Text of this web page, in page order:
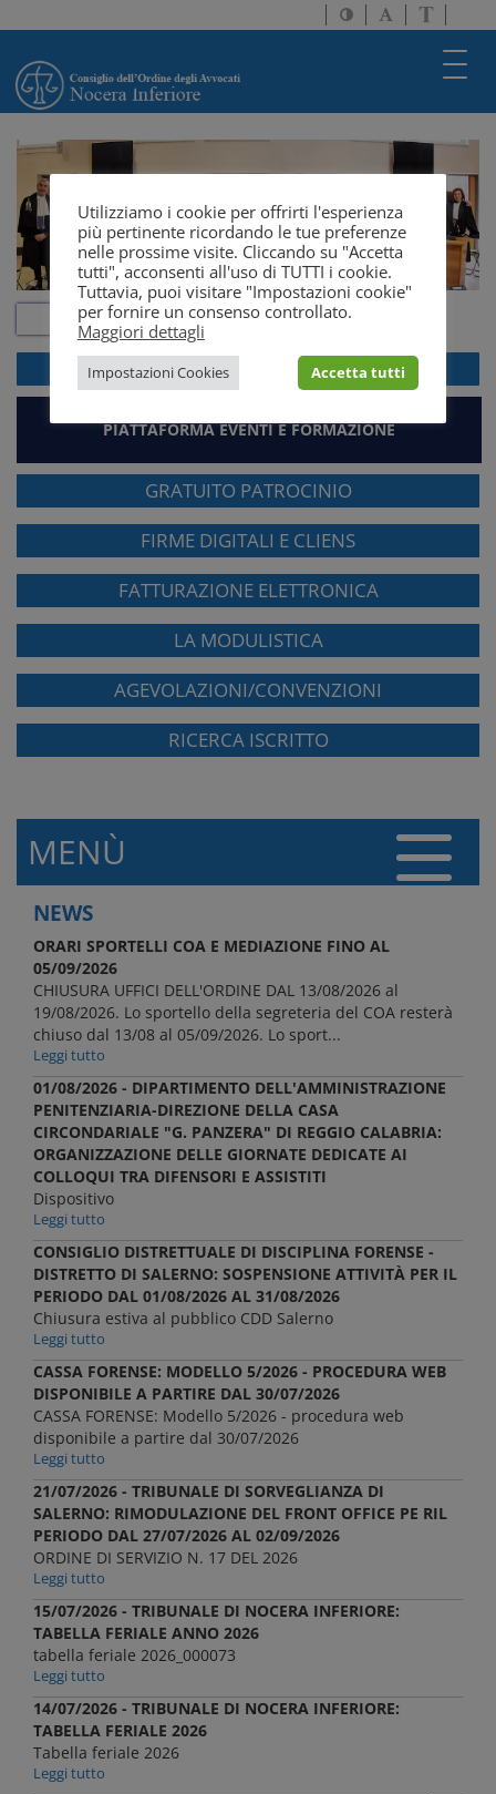
Attiva/disattiva
alto
Attiva/
dimensione
a
solo
ACCEDI ALLA WEBMAIL
PIATTAFORMA EVENTI E FORMAZIONE
GRATUITO PATROCINIO
FIRME DIGITALI E CLIENS
FATTURAZIONE ELETTRONICA
LA MODULISTICA
AGEVOLAZIONI/CONVENZIONI
RICERCA ISCRITTO
MENÙ
NEWS
ORARI SPORTELLI COA E MEDIAZIONE FINO AL
05/09/2026
CHIUSURA UFFICI DELL'ORDINE DAL 13/08/2026 al
19/08/2026. Lo sportello della segreteria del COA resterà
chiuso dal 13/08 al 05/09/2026. Lo sport...
Leggi tutto
01/08/2026 - DIPARTIMENTO DELL'AMMINISTRAZIONE
PENITENZIARIA-DIREZIONE DELLA CASA
CIRCONDARIALE "G. PANZERA" DI REGGIO CALABRIA:
ORGANIZZAZIONE DELLE GIORNATE DEDICATE AI
COLLOQUI TRA DIFENSORI E ASSISTITI
Dispositivo
Leggi tutto
CONSIGLIO DISTRETTUALE DI DISCIPLINA FORENSE -
DISTRETTO DI SALERNO: SOSPENSIONE ATTIVITÀ PER IL
PERIODO DAL 01/08/2026 AL 31/08/2026
Chiusura estiva al pubblico CDD Salerno
Leggi tutto
CASSA FORENSE: MODELLO 5/2026 - PROCEDURA WEB
DISPONIBILE A PARTIRE DAL 30/07/2026
CASSA FORENSE: Modello 5/2026 - procedura web
disponibile a partire dal 30/07/2026
Leggi tutto
21/07/2026 - TRIBUNALE DI SORVEGLIANZA DI
SALERNO: RIMODULAZIONE DEL FRONT OFFICE PE RIL
PERIODO DAL 27/07/2026 AL 02/09/2026
ORDINE DI SERVIZIO N. 17 DEL 2026
Leggi tutto
15/07/2026 - TRIBUNALE DI NOCERA INFERIORE:
TABELLA FERIALE ANNO 2026
tabella feriale 2026_000073
Leggi tutto
14/07/2026 - TRIBUNALE DI NOCERA INFERIORE:
TABELLA FERIALE 2026
Tabella feriale 2026
Leggi tutto
Utilizziamo i cookie per offrirti l'esperienza
più pertinente ricordando le tue preferenze
nelle prossime visite. Cliccando su "Accetta
tutti", acconsenti all'uso di TUTTI i cookie.
Tuttavia, puoi visitare "Impostazioni cookie"
per fornire un consenso controllato.
Maggiori dettagli
Impostazioni Cookies Accetta tutti